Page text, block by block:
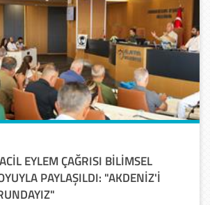
EYLEM ÇAĞRISI BİLİMSEL
PAYLAŞILDI: "AKDENİZ'İ